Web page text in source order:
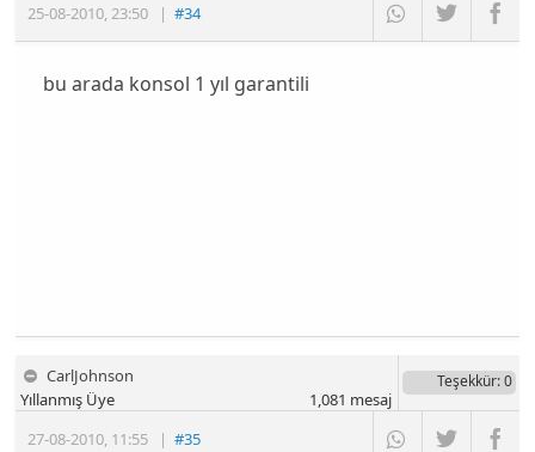
25-08-2010,23:50 |#34
bu arada konsol 1 yıl garantili
CarlJohnson
27-08-2010, 11:55 |#35
Yıllanmış Üye
Teşekkür: 0
1,081 mesaj